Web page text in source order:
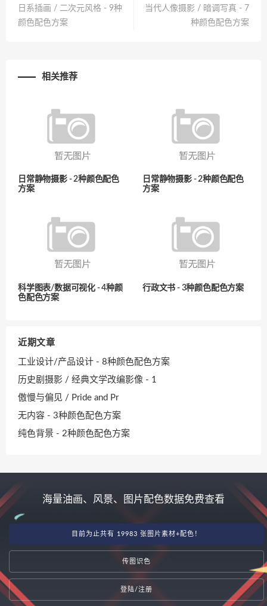
日系插画 / 二次元风格 - 9种
颜色配色方案
当代人像摄影 / 暗调写真 - 7
种颜色配色方案
相关推荐
日常静物摄影 - 2种颜色配色
方案
日常静物摄影 - 2种颜色配色
方案
科学图表/数据可视化 - 4种颜
色配色方案
行政文书 - 3种颜色配色方案
近期文章
工业设计/产品设计 - 8种颜色配色方案
历史剧摄影 / 经典文学改编影像 - 1
傲慢与偏见 / Pride and Pr
无内容 - 3种颜色配色方案
纯色背景 - 2种颜色配色方案
海量油画、风景、图片配色数据免费查看
目前为止共有 19983 张图片素材+配色！
传图识色
登陆/注册